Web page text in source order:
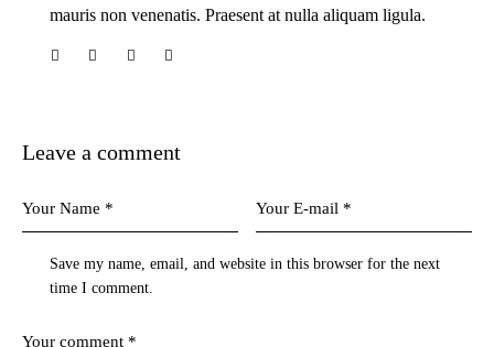
mauris non venenatis. Praesent at nulla aliquam ligula.
Leave a comment
Save my name, email, and website in this browser for the next
time I comment.